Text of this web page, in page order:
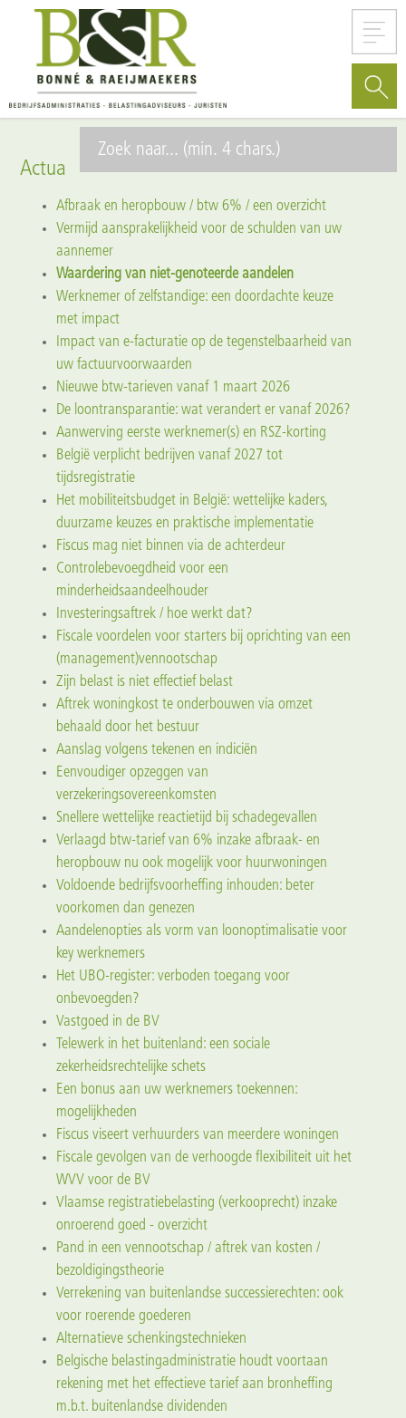
Actua
Afbraak en heropbouw / btw 6% / een overzicht
Vermijd aansprakelijkheid voor de schulden van uw
aannemer
Waardering van niet-genoteerde aandelen
Werknemer of zelfstandige: een doordachte keuze
met impact
Impact van e-facturatie op de tegenstelbaarheid van
uw factuurvoorwaarden
Nieuwe btw-tarieven vanaf 1 maart 2026
De loontransparantie: wat verandert er vanaf 2026?
Aanwerving eerste werknemer(s) en RSZ-korting
België verplicht bedrijven vanaf 2027 tot
tijdsregistratie
Het mobiliteitsbudget in België: wettelijke kaders,
duurzame keuzes en praktische implementatie
Fiscus mag niet binnen via de achterdeur
Controlebevoegdheid voor een
minderheidsaandeelhouder
Investeringsaftrek / hoe werkt dat?
Fiscale voordelen voor starters bij oprichting van een
(management)vennootschap
Zijn belast is niet effectief belast
Aftrek woningkost te onderbouwen via omzet
behaald door het bestuur
Aanslag volgens tekenen en indiciën
Eenvoudiger opzeggen van
verzekeringsovereenkomsten
Snellere wettelijke reactietijd bij schadegevallen
Verlaagd btw-tarief van 6% inzake afbraak- en
heropbouw nu ook mogelijk voor huurwoningen
Voldoende bedrijfsvoorheffing inhouden: beter
voorkomen dan genezen
Aandelenopties als vorm van loonoptimalisatie voor
key werknemers
Het UBO-register: verboden toegang voor
onbevoegden?
Vastgoed in de BV
Telewerk in het buitenland: een sociale
zekerheidsrechtelijke schets
Een bonus aan uw werknemers toekennen:
mogelijkheden
Fiscus viseert verhuurders van meerdere woningen
Fiscale gevolgen van de verhoogde flexibiliteit uit het
WVV voor de BV
Vlaamse registratiebelasting (verkooprecht) inzake
onroerend goed - overzicht
Pand in een vennootschap / aftrek van kosten /
bezoldigingstheorie
Verrekening van buitenlandse successierechten: ook
voor roerende goederen
Alternatieve schenkingstechnieken
Belgische belastingadministratie houdt voortaan
rekening met het effectieve tarief aan bronheffing
m.b.t. buitenlandse dividenden